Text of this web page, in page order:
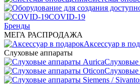
COVID-19
Бренды
МЕГА РАСПРОДАЖА
Аксессуар в
Слуховые аппараты
Слуховые
Слуховые